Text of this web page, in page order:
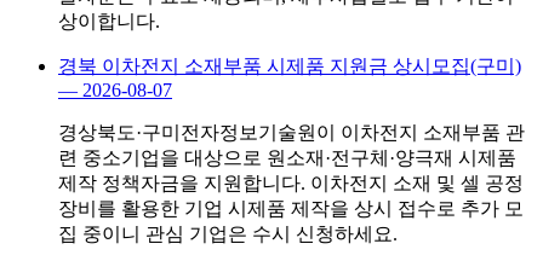
상이합니다.
경북 이차전지 소재부품 시제품 지원금 상시모집(구미)
— 2026-08-07
경상북도·구미전자정보기술원이 이차전지 소재부품 관
련 중소기업을 대상으로 원소재·전구체·양극재 시제품
제작 정책자금을 지원합니다. 이차전지 소재 및 셀 공정
장비를 활용한 기업 시제품 제작을 상시 접수로 추가 모
집 중이니 관심 기업은 수시 신청하세요.